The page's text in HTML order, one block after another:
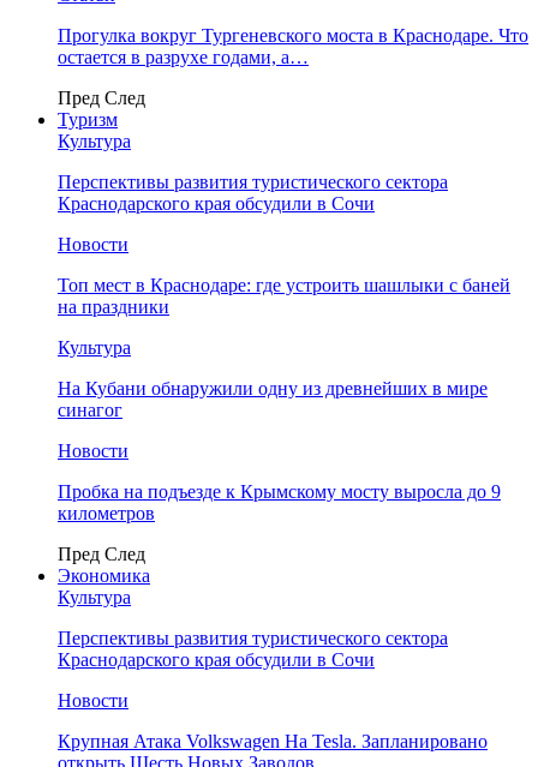
Прогулка вокруг Тургеневского моста в Краснодаре. Что
остается в разрухе годами, а…
Пред След
Туризм
Культура
Перспективы развития туристического сектора
Краснодарского края обсудили в Сочи
Новости
Топ мест в Краснодаре: где устроить шашлыки с баней
на праздники
Культура
На Кубани обнаружили одну из древнейших в мире
синагог
Новости
Пробка на подъезде к Крымскому мосту выросла до 9
километров
Пред След
Экономика
Культура
Перспективы развития туристического сектора
Краснодарского края обсудили в Сочи
Новости
Крупная Атака Volkswagen На Tesla. Запланировано
открыть Шесть Новых Заводов